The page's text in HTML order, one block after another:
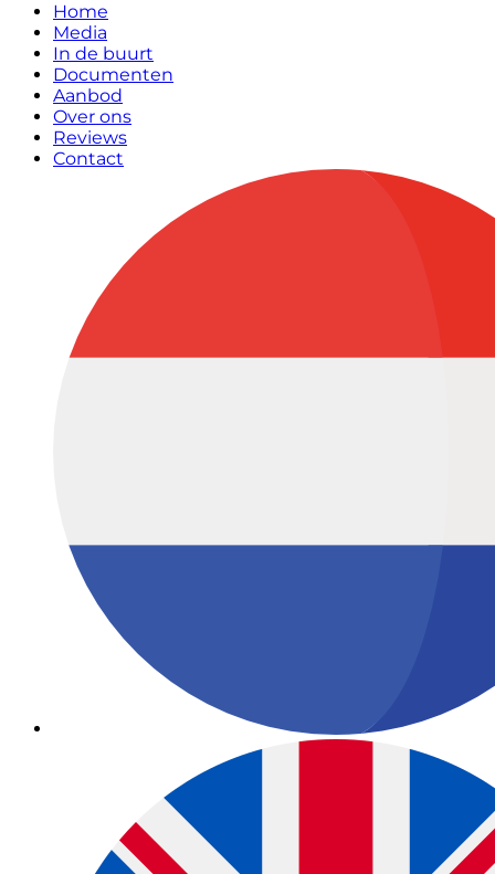
Home
Media
In de buurt
Documenten
Aanbod
Over ons
Reviews
Contact